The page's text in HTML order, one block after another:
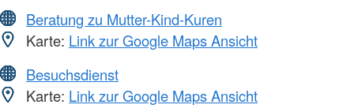
Beratung zu Mutter-Kind-Kuren
Karte: Link zur Google Maps Ansicht
Besuchsdienst
Karte: Link zur Google Maps Ansicht